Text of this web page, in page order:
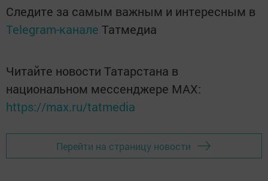
Следите за самым важным и интересным в
Telegram-канале Татмедиа
Читайте новости Татарстана в
национальном мессенджере MАХ:
https://max.ru/tatmedia
Перейти на страницу новости